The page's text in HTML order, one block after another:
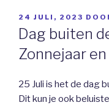
GEPLAATST
OP
24 JULI, 2023
Dag buiten
Zonnejaar
25 Juli is het de dag
Dit kun je ook